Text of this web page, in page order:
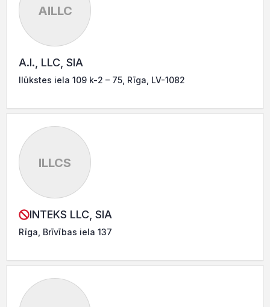
AILLC
A.I., LLC, SIA
Ilūkstes iela 109 k-2 – 75, Rīga, LV-1082
ILLCS
INTEKS LLC, SIA
Rīga, Brīvības iela 137